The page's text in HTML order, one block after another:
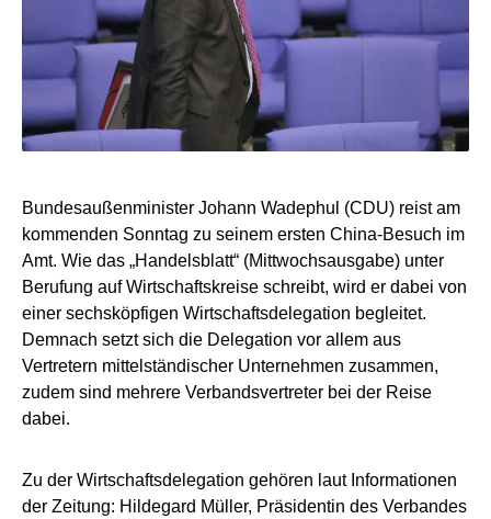
Bundesaußenminister Johann Wadephul (CDU) reist am
kommenden Sonntag zu seinem ersten China-Besuch im
Amt. Wie das „Handelsblatt“ (Mittwochsausgabe) unter
Berufung auf Wirtschaftskreise schreibt, wird er dabei von
einer sechsköpfigen Wirtschaftsdelegation begleitet.
Demnach setzt sich die Delegation vor allem aus
Vertretern mittelständischer Unternehmen zusammen,
zudem sind mehrere Verbandsvertreter bei der Reise
dabei.
Zu der Wirtschaftsdelegation gehören laut Informationen
der Zeitung: Hildegard Müller, Präsidentin des Verbandes